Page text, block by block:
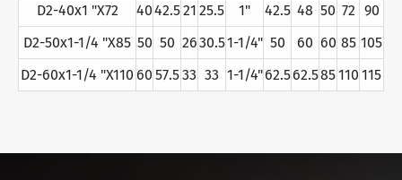
D2-40x1 "X72
4042.521 25.5 1" 42.5 48 50 72 90
D2-50x1-1/4 "X85 50 50 2630.51-1/4" 50 60 60 85 105
D2-60x1-1/4 "X110 60 57.533 33 1-1/4"62.562.585110 115